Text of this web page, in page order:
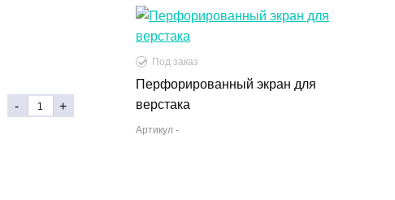
- +
Под заказ
Перфорированный экран для
верстака
Артикул -